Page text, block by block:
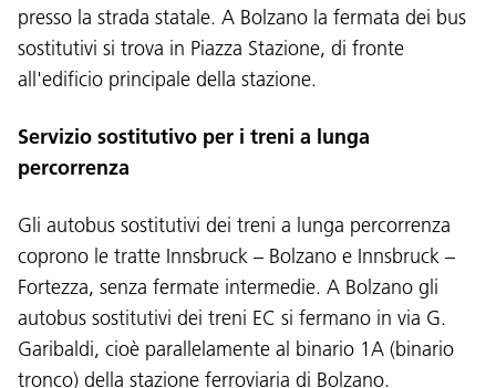
presso la strada statale. A Bolzano la fermata dei bus
sostitutivi si trova in Piazza Stazione, di fronte
all'edificio principale della stazione.
Servizio sostitutivo per i treni a lunga
percorrenza
Gli autobus sostitutivi dei treni a lunga percorrenza
coprono le tratte Innsbruck – Bolzano e Innsbruck –
Fortezza, senza fermate intermedie. A Bolzano gli
autobus sostitutivi dei treni EC si fermano in via G.
Garibaldi, cioè parallelamente al binario 1A (binario
tronco) della stazione ferroviaria di Bolzano.